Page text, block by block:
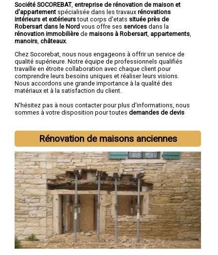
Société SOCOREBAT, entreprise de rénovation de maison et
d'appartement spécialisée dans les travaux rénovations
intérieurs et extérieurstout corps d'etats située près de
Robersart dans le Nord vous offre ses services dans la
rénovation immobilière de maisons à Robersart appartements
manoirs châteaux.
Chez Socorebat, nous nous engageons à offrir un service de
qualité supérieure. Notre équipe de professionnels qualifiés
travaille en étroite collaboration avec chaque client pour
comprendre leurs besoins uniques et réaliser leurs visions.
Nous accordons une grande importance à la qualité des
matériaux et à la satisfaction du client.
N'hésitez pas à nous contacter pour plus d'informations, nous
sommes à votre disposition pour toutes demandes de devis
Nous intervenons aussi dans les villes suivantes :
,Tourcoing,Dunkerque , Villeneuve-d'Ascq,
Valenciennes,Douai,Wattrelos,Marcq-en-Barœul,Maubeuge
Rénovation de maisons anciennes